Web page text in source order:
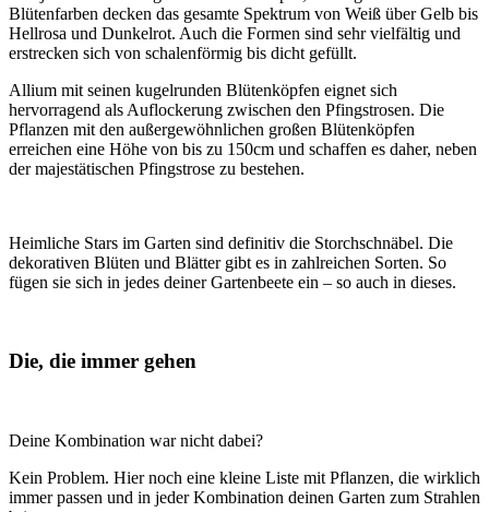
Blütenfarben decken das gesamte Spektrum von Weiß über Gelb bis
Hellrosa und Dunkelrot. Auch die Formen sind sehr vielfältig und
erstrecken sich von schalenförmig bis dicht gefüllt.
Allium mit seinen kugelrunden Blütenköpfen eignet sich
hervorragend als Auflockerung zwischen den Pfingstrosen. Die
Pflanzen mit den außergewöhnlichen großen Blütenköpfen
erreichen eine Höhe von bis zu 150cm und schaffen es daher, neben
der majestätischen Pfingstrose zu bestehen.
Heimliche Stars im Garten sind definitiv die Storchschnäbel. Die
dekorativen Blüten und Blätter gibt es in zahlreichen Sorten. So
fügen sie sich in jedes deiner Gartenbeete ein – so auch in dieses.
Die, die immer gehen
Deine Kombination war nicht dabei?
Kein Problem. Hier noch eine kleine Liste mit Pflanzen, die wirklich
immer passen und in jeder Kombination deinen Garten zum Strahlen